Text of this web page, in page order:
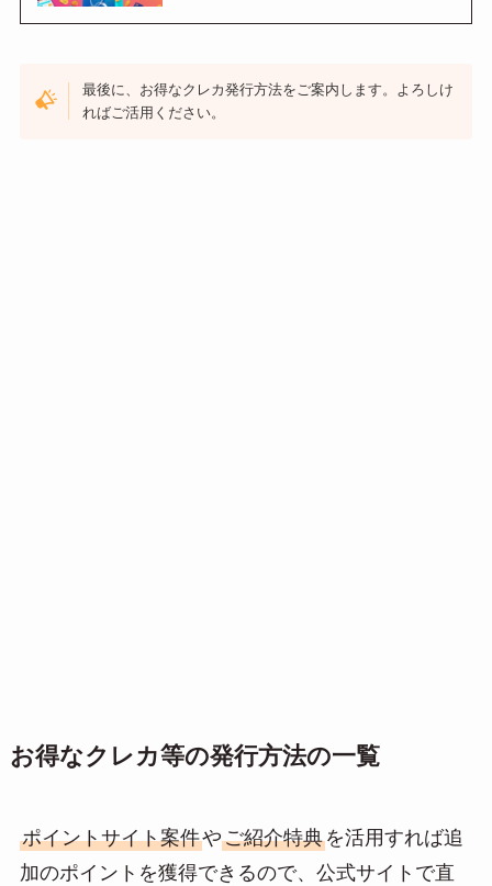
最後に、お得なクレカ発行方法をご案内します。よろしけ
ればご活用ください。
お得なクレカ等の発行方法の一覧
ポイントサイト案件やご紹介特典を活用すれば追
加のポイントを獲得できるので、公式サイトで直